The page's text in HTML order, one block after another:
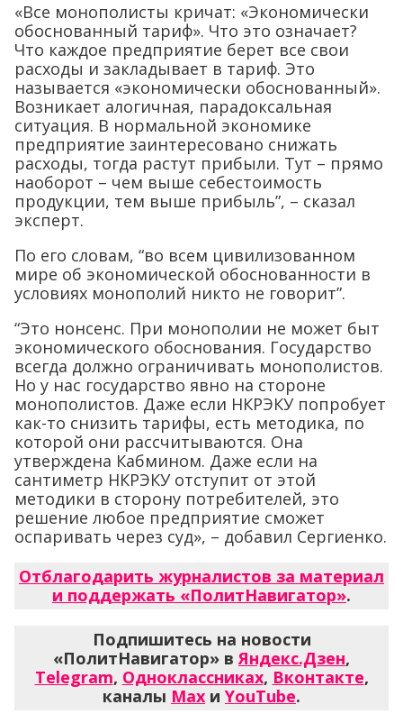
«Все монополисты кричат: «Экономически
обоснованный тариф». Что это означает?
Что каждое предприятие берет все свои
расходы и закладывает в тариф. Это
называется «экономически обоснованный».
Возникает алогичная, парадоксальная
ситуация. В нормальной экономике
предприятие заинтересовано снижать
расходы, тогда растут прибыли. Тут – прямо
наоборот – чем выше себестоимость
продукции, тем выше прибыль”, – сказал
эксперт.
По его словам, “во всем цивилизованном
мире об экономической обоснованности в
условиях монополий никто не говорит”.
“Это нонсенс. При монополии не может быт
экономического обоснования. Государство
всегда должно ограничивать монополистов.
Но у нас государство явно на стороне
монополистов. Даже если НКРЭКУ попробует
как-то снизить тарифы, есть методика, по
которой они рассчитываются. Она
утверждена Кабмином. Даже если на
сантиметр НКРЭКУ отступит от этой
методики в сторону потребителей, это
решение любое предприятие сможет
оспаривать через суд», – добавил Сергиенко.
Отблагодарить журналистов за материал
и поддержать «ПолитНавигатор».
Подпишитесь на новости
«ПолитНавигатор» вЯндекс.Дзен,
Telegram, Одноклассниках, Вконтакте,
каналы Max и YouTube.